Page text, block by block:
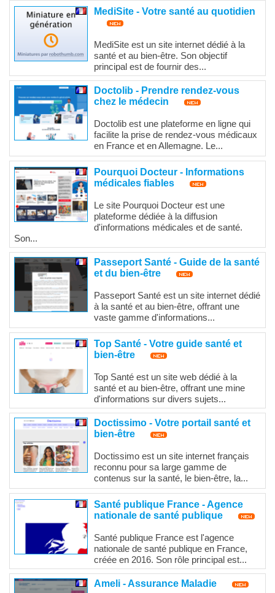
MediSite - Votre santé au quotidien
MediSite est un site internet dédié à la
santé et au bien-être. Son objectif
principal est de fournir des...
Doctolib - Prendre rendez-vous
chez le médecin
Doctolib est une plateforme en ligne qui
facilite la prise de rendez-vous médicaux
en France et en Allemagne. Le...
Pourquoi Docteur - Informations
médicales fiables
Le site Pourquoi Docteur est une
plateforme dédiée à la diffusion
d'informations médicales et de santé.
Son...
Passeport Santé - Guide de la santé
et du bien-être
Passeport Santé est un site internet dédié
à la santé et au bien-être, offrant une
vaste gamme d'informations...
Top Santé - Votre guide santé et
bien-être
Top Santé est un site web dédié à la
santé et au bien-être, offrant une mine
d'informations sur divers sujets...
Doctissimo - Votre portail santé et
bien-être
Doctissimo est un site internet français
reconnu pour sa large gamme de
contenus sur la santé, le bien-être, la...
Santé publique France - Agence
nationale de santé publique
Santé publique France est l'agence
nationale de santé publique en France,
créée en 2016. Son rôle principal est...
Ameli - Assurance Maladie